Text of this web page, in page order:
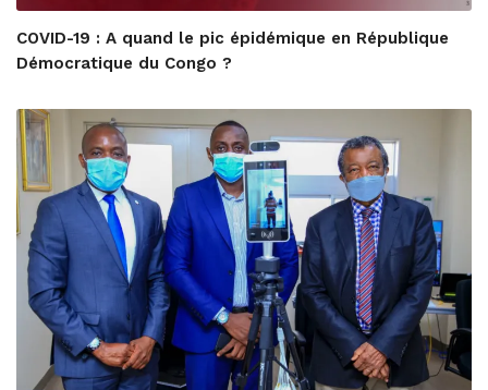
COVID-19 : A quand le pic épidémique en République
Démocratique du Congo ?